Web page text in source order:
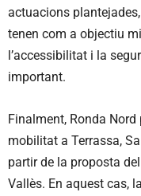
actuacions
tenen com a objectiu
l’accessibilitat i la
important.
Finalment, Ronda
mobilitat a Terrassa,
partir de la proposta
Vallès. En aquest cas,